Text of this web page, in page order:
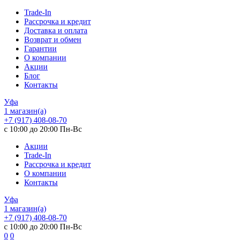
Trade-In
Рассрочка и кредит
Доставка и оплата
Возврат и обмен
Гарантии
О компании
Акции
Блог
Контакты
Уфа
1 магазин(а)
+7 (917) 408-08-70
с 10:00 до 20:00 Пн-Вс
Акции
Trade-In
Рассрочка и кредит
О компании
Контакты
Уфа
1 магазин(а)
+7 (917) 408-08-70
с 10:00 до 20:00 Пн-Вс
0 0